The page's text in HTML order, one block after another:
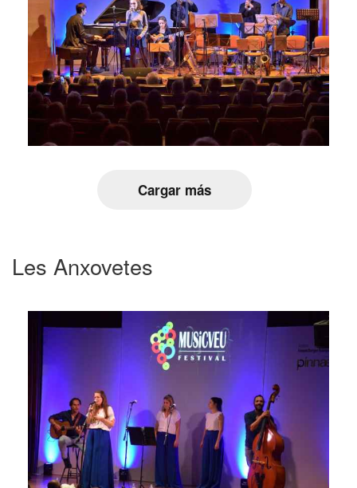
Cargar más
Les Anxovetes